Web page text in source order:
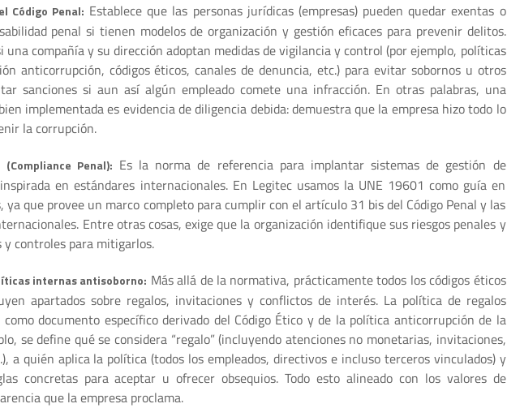
Código Penal: Establece que las personas jurídicas (empresas) pueden quedar exentas o
penal si tienen modelos de organización y gestión eficaces para prevenir delitos.
una compañía y su dirección adoptan medidas de vigilancia y control (por ejemplo, políticas
anticorrupción, códigos éticos, canales de denuncia, etc.) para evitar sobornos u otros
sanciones si aun así algún empleado comete una infracción. En otras palabras, una
implementada es evidencia de diligencia debida: demuestra que la empresa hizo todo lo
la corrupción.
Penal): Es la norma de referencia para implantar sistemas de gestión de
en estándares internacionales. En Legitec usamos la UNE 19601 como guía en
ya que provee un marco completo para cumplir con el artículo 31 bis del Código Penal y las
Entre otras cosas, exige que la organización identifique sus riesgos penales y
y controles para mitigarlos.
internas antisoborno: Más allá de la normativa, prácticamente todos los códigos éticos
apartados sobre regalos, invitaciones y conflictos de interés. La política de regalos
documento específico derivado del Código Ético y de la política anticorrupción de la
se define qué se considera “regalo” (incluyendo atenciones no monetarias, invitaciones,
a quién aplica la política (todos los empleados, directivos e incluso terceros vinculados) y
concretas para aceptar u ofrecer obsequios. Todo esto alineado con los valores de
que la empresa proclama.